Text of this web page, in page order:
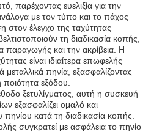
παρέχοντας ευελιξία για την
με τον τύπο και το πάχος
στον έλεγχο της ταχύτητας
τη διαδικασία κοπής,
παραγωγής και την ακρίβεια. Η
είναι ιδιαίτερα επωφελής
μεταλλικά πηνία, εξασφαλίζοντας
εξόδου.
ξετυλίγματος, αυτή η συσκευή
εξασφαλίζει ομαλό και
πηνίου κατά τη διαδικασία κοπής.
συγκρατεί με ασφάλεια το πηνίο